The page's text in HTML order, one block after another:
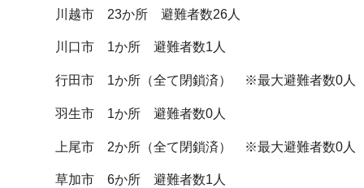
川越市 23か所 避難者数26人
川口市 1か所 避難者数1人
行田市 1か所（全て閉鎖済） ※最大避難者数0人
羽生市 1か所 避難者数0人
上尾市 2か所（全て閉鎖済） ※最大避難者数0人
草加市 6か所 避難者数1人